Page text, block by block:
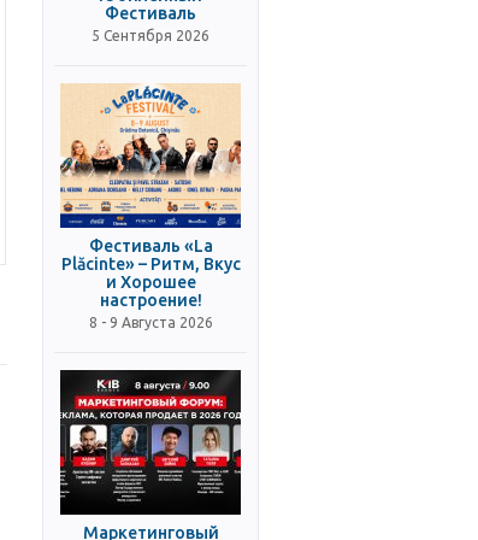
Фестиваль
5 Сентября 2026
Фестиваль «La
Plăcinte» – Ритм, Вкус
и Хорошее
настроение!
8 - 9 Августа 2026
Маркетинговый